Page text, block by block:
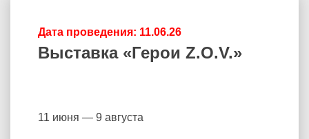
Дата проведения: 11.06.26
Выставка «Герои Z.O.V.»
11 июня — 9 августа